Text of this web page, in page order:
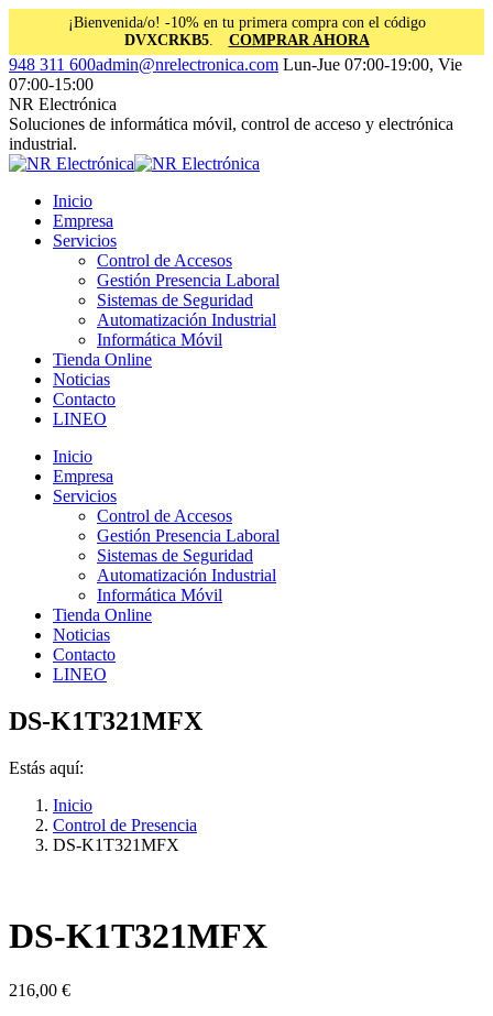
¡Bienvenida/o! -10% en tu primera compra con el código
DVXCRKB5. COMPRAR AHORA
Saltar
al
contenido
Facebook
page
opens
in
new
window
Instagram
page
opens
in
new
window
Linkedin
page
opens
in
new
window
948 311 600admin@nrelectronica.com Lun-Jue 07:00-19:00, Vie
07:00-15:00
NR Electrónica
Soluciones de informática móvil, control de acceso y electrónica
industrial.
Inicio
Empresa
Servicios
Control de Accesos
Gestión Presencia Laboral
Sistemas de Seguridad
Automatización Industrial
Informática Móvil
Tienda Online
Noticias
Contacto
LINEO
Inicio
Empresa
Servicios
Control de Accesos
Gestión Presencia Laboral
Sistemas de Seguridad
Automatización Industrial
Informática Móvil
Tienda Online
Noticias
Contacto
LINEO
DS-K1T321MFX
Estás aquí:
Inicio
Control de Presencia
DS-K1T321MFX
DS-K1T321MFX
216,00 €